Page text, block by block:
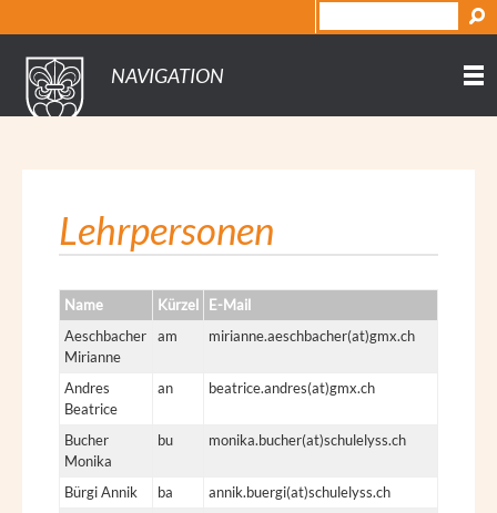
NAVIGATION
Lehrpersonen
Name Kürzel
E-Mail
Aeschbacher
Mirianne
am mirianne.aeschbacher(at)gmx.ch
Andres
Beatrice
an beatrice.andres(at)gmx.ch
Bucher
Monika
bu monika.bucher(at)schulelyss.ch
Bürgi Annik ba
annik.buergi(at)schulelyss.ch